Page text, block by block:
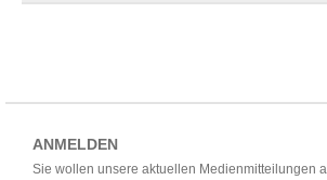
ANMELDEN
Sie wollen unsere aktuellen Medienmitteilungen